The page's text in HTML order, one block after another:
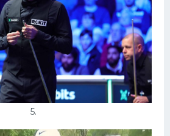
5.